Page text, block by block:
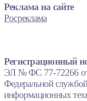
Реклама на сайте
Росреклама
Регистрационный
ЭЛ № ФС 77-72266 от
Федеральной
информационных